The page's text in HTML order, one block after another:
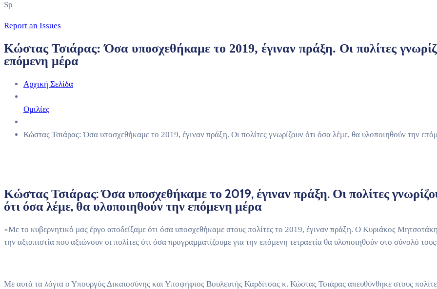
Sp
Report an Issues
Κώστας Τσιάρας: Όσα υποσχεθήκαμε το 2019, έγιναν πράξη. Οι πολίτες
επόμενη μέρα
Αρχική Σελίδα
Ομιλίες
Κώστας Τσιάρας: Όσα υποσχεθήκαμε το 2019, έγιναν πράξη. Οι πολίτες γνωρίζουν ότι όσα λέμε, θα υλοποιηθούν την
Κώστας Τσιάρας: Όσα υποσχεθήκαμε το 2019, έγιναν πράξη. Οι πολίτες
ότι όσα λέμε, θα υλοποιηθούν την επόμενη μέρα
«Με το κυβερνητικό μας έργο αποδείξαμε ότι όσα υποσχεθήκαμε στους πολίτες το 2019, έγιναν πράξη. Ο Κυριάκος
την αξιοπιστία που αξιώνουν οι πολίτες ότι όσα προγραμματίζουμε για την επόμενη τετραετία θα υλοποιηθούν στο σύνολό
Με αυτά τα λόγια ο Υπουργός Δικαιοσύνης και Υποψήφιος Βουλευτής Καρδίτσας κ. Κώστας Τσιάρας απευθύνθηκε στους